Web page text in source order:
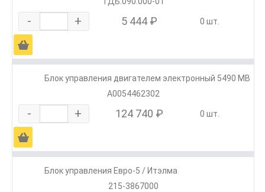
- + 5 444 ₽ 0 шт.
Ä
Блок управления двигателем электронный 5490 MB
А0054462302
- + 124 740 ₽ 0 шт.
Ä
Блок управления Евро-5 / Итэлма
215-3867000